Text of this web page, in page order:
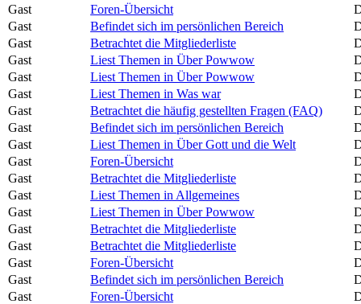
Gast
Foren-Übersicht
Gast
Befindet sich im persönlichen Bereich
Gast
Betrachtet die Mitgliederliste
Gast
Liest Themen in Über Powwow
Gast
Liest Themen in Über Powwow
Gast
Liest Themen in Was war
Gast
Betrachtet die häufig gestellten Fragen (FAQ)
Gast
Befindet sich im persönlichen Bereich
Gast
Liest Themen in Über Gott und die Welt
Gast
Foren-Übersicht
Gast
Betrachtet die Mitgliederliste
Gast
Liest Themen in Allgemeines
Gast
Liest Themen in Über Powwow
Gast
Betrachtet die Mitgliederliste
Gast
Betrachtet die Mitgliederliste
Gast
Foren-Übersicht
Gast
Befindet sich im persönlichen Bereich
Gast
Foren-Übersicht